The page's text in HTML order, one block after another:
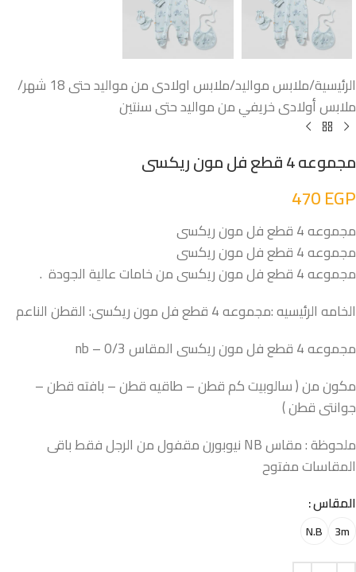
الرئيسية/ملابس مواليد/ملابس اولادى من مواليد حتى 18 شهر
/
ملابس أولادى خريفي من مواليد حتى سنتين
مجموعه 4 قطع فل مون ريكسى
470EGP
مجموعه 4 قطع فل مون ريكسى
مجموعه 4 قطع فل مون ريكسى
مجموعه 4 قطع فل مون ريكسى من خامات عالية الجودة .
الخامه الرئيسيه :مجموعه 4 قطع فل مون ريكسى: القطن الناعم
مجموعه 4 قطع فل مون ريكسى المقاس nb – 0/3
مكون من ( سالوبيت كم قطن – طاقيه قطن – بافته قطن –
جوانتى قطن )
ملحوظة : مقاس NB نيوبورن مقفول من الرجل فقط باقى
المقاسات مفتوح
المقاس
3m
N.B